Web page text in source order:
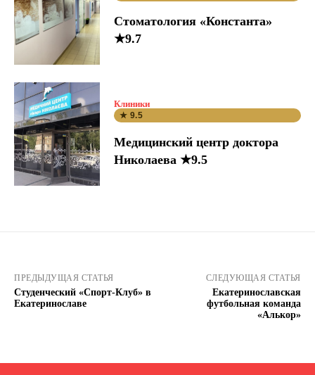
Стоматология «Константа»
★9.7
Клиники
★ 9.5
Медицинский центр доктора
Николаева ★9.5
ПРЕДЫДУЩАЯ СТАТЬЯ
Студенческий «Спорт-Клуб» в
Екатеринославе
СЛЕДУЮЩАЯ СТАТЬЯ
Екатеринославская
футбольная команда
«Алькор»